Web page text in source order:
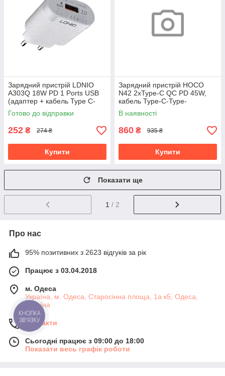
Зарядний пристрій LDNIO
A303Q 18W PD 1 Ports USB
(адаптер + кабель Type C-
Type C)
Готово до відправки
252 ₴ 274 ₴
Купити
Зарядний пристрій HOCO
N42 2xType-C QC PD 45W,
кабель Type-C-Type-
C,чорний
В наявності
860 ₴ 935 ₴
Купити
Показати ще
1 / 2
Про нас
95% позитивних з 2623 відгуків за рік
Працює з 03.04.2018
м. Одеса
Україна, м. Одеса, Старосінна площа, 1а к5, Одеса,
Україна
Контакти
Сьогодні працює з 09:00 до 18:00
Показати весь графік роботи
КНОПКА
ЗВ'ЯЗКУ